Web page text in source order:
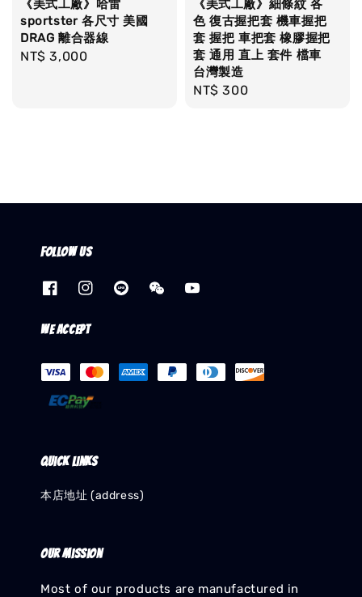
《美式工廠》哈雷
sportster 各尺寸 美國
DRAG 離合器線
Regular
NT$ 3,000
《美式工廠》細條紋 各
色 復古握把套 機車握把
套 握把 車把套 橡膠握把
套 通用 直上 套件 檔車
台灣製造
Regular
NT$ 300
Follow us
We accept
Quick links
本店地址 (address)
Our mission
Most of our products are manufactured in